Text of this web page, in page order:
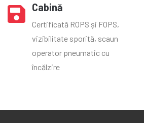
Cabină
Certificată ROPS și FOPS,
vizibilitate sporită, scaun
operator pneumatic cu
încălzire